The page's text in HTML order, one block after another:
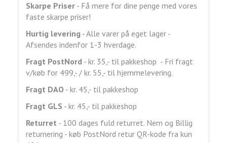
Skarpe Priser - Få mere for dine penge med vores
faste skarpe priser!
Hurtig levering - Alle varer på eget lager -
Afsendes indenfor 1-3 hverdage.
Fragt PostNord - kr. 35,- til pakkeshop - Fri fragt
v/køb for 499,- / kr. 55,- til hjemmelevering.
Fragt DAO - kr. 45,- til pakkeshop
Fragt GLS - kr. 45,- til pakkeshop
Returret - 100 dages fuld returret. Nem og Billig
returnering - køb PostNord retur QR-kode fra kun